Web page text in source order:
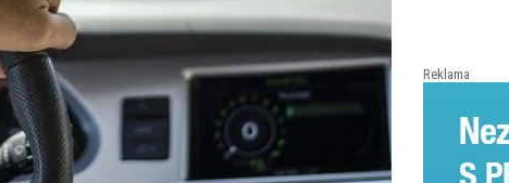
Reklama